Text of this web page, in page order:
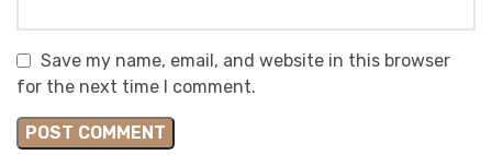
Save my name, email, and website in this browser
for the next time I comment.